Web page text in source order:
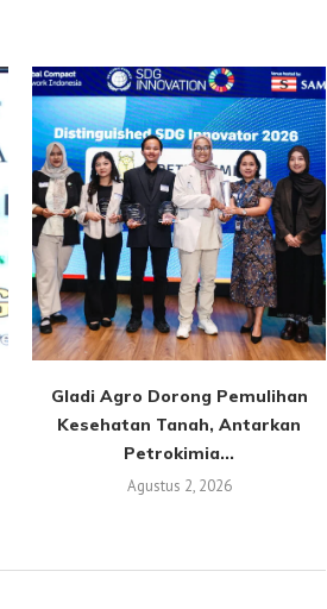
Gladi Agro Dorong Pemulihan
Kesehatan Tanah, Antarkan
Petrokimia...
Agustus 2, 2026